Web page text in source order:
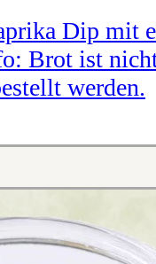
Dip mit
Brot ist
werden.